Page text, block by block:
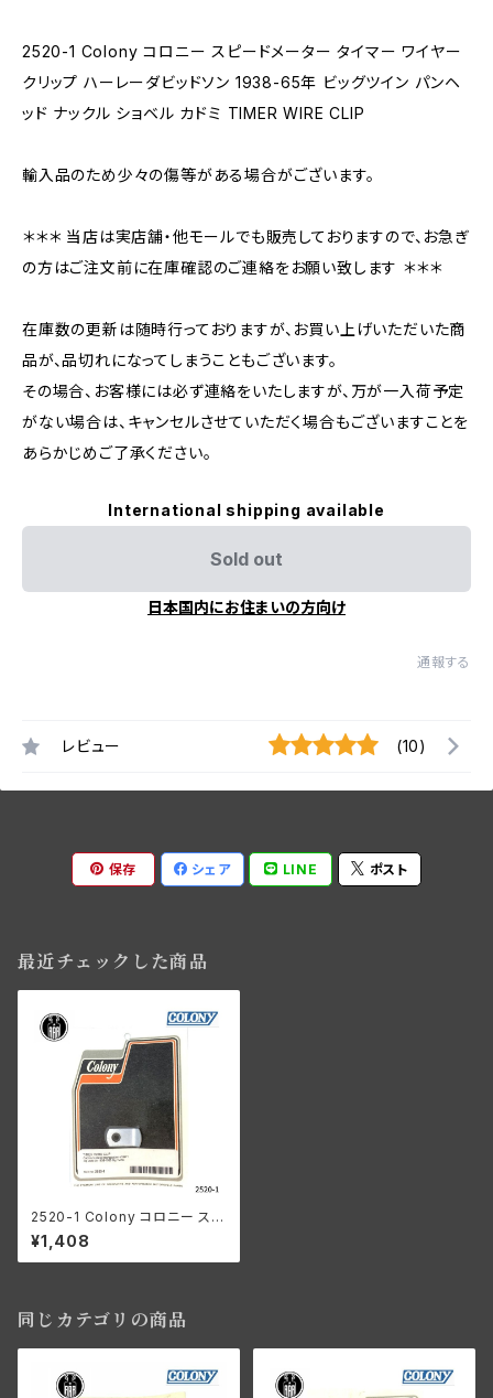
2520-1 Colony コロニー スピードメーター タイマー ワイヤー
クリップ ハーレーダビッドソン 1938-65年 ビッグツイン パンヘ
ッド ナックル ショベル カドミ TIMER WIRE CLIP
輸入品のため少々の傷等がある場合がございます。
＊＊＊ 当店は実店舗・他モールでも販売しておりますので、お急ぎ
の方はご注文前に在庫確認のご連絡をお願い致します ＊＊＊
在庫数の更新は随時行っておりますが、お買い上げいただいた商
品が、品切れになってしまうこともございます。
その場合、お客様には必ず連絡をいたしますが、万が一入荷予定
がない場合は、キャンセルさせていただく場合もございますことを
あらかじめご了承ください。
International shipping available
Sold out
日本国内にお住まいの方向け
通報する
レビュー (10)
保存 シェア LINE ポスト
最近チェックした商品
2520-1 Colony コロニー スピ
ードメーター タイマー ワイヤー
クリップ ハーレーダビッドソン 1
938-65年 ビッグツイン パンヘ
¥1,408
同じカテゴリの商品